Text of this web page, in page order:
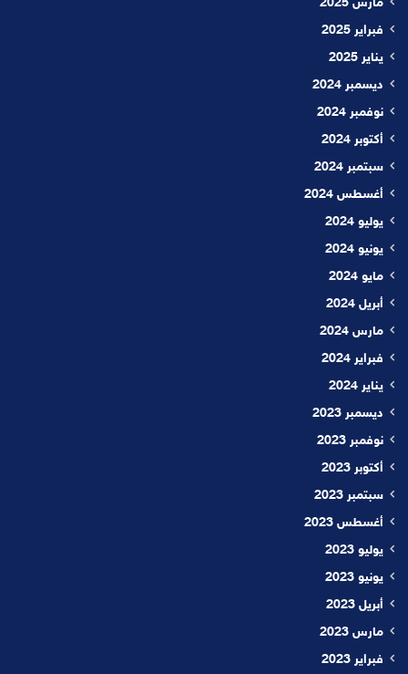
مارس 2025
فبراير 2025
يناير 2025
ديسمبر 2024
نوفمبر 2024
أكتوبر 2024
سبتمبر 2024
أغسطس 2024
يوليو 2024
يونيو 2024
مايو 2024
أبريل 2024
مارس 2024
فبراير 2024
يناير 2024
ديسمبر 2023
نوفمبر 2023
أكتوبر 2023
سبتمبر 2023
أغسطس 2023
يوليو 2023
يونيو 2023
أبريل 2023
مارس 2023
فبراير 2023